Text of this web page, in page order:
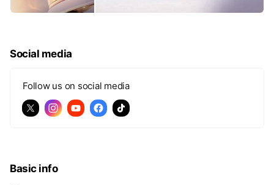
Social media
Follow us on social media
Basic info